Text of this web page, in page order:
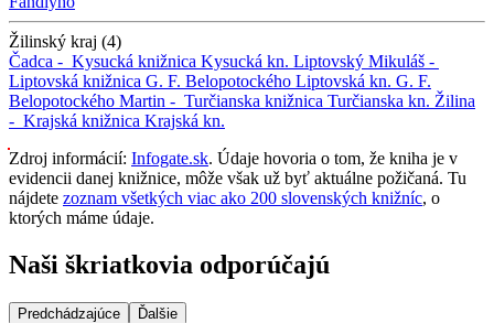
Žilinský kraj (4)
Čadca - Kysucká knižnica Kysucká kn. Liptovský Mikuláš -
Liptovská knižnica G. F. Belopotockého Liptovská kn. G. F.
Belopotockého Martin - Turčianska knižnica Turčianska kn. Žilina
- Krajská knižnica Krajská kn.
Zdroj informácií: Infogate.sk. Údaje hovoria o tom, že kniha je v
evidencii danej knižnice, môže však už byť aktuálne požičaná. Tu
nájdete zoznam všetkých viac ako 200 slovenských knižníc, o
ktorých máme údaje.
Naši škriatkovia odporúčajú
Predchádzajúce Ďalšie